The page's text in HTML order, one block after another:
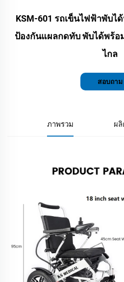
KSM-601 รถเข็นไฟฟ้าพับไ
ป้องกันแผลกดทับ พับได้พร้อ
ไกล
สอบถาม
ภาพรวม ผ